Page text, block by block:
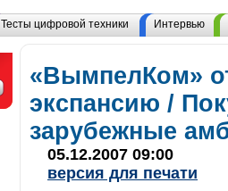
Тесты цифровой техники Интервью
«ВымпелКом»
экспансию /
зарубежные
05.12.2007 09:00
версия для печати